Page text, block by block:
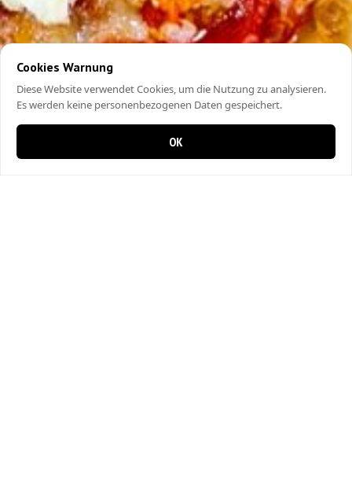
Cookies Warnung
Diese Website verwendet Cookies, um die Nutzung zu analysieren.
Es werden keine personenbezogenen Daten gespeichert.
OK